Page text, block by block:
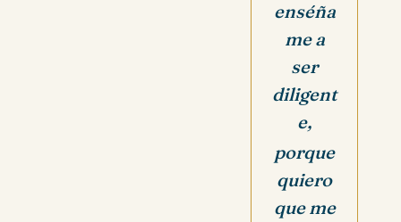
enséña
me a
ser
diligent
e,
porque
quiero
que me